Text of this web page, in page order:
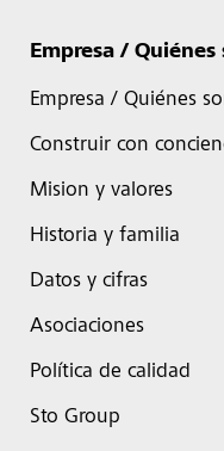
Empresa / Quiénes
Empresa / Quiénes
Construir con
Mision y valores
Historia y familia
Datos y cifras
Asociaciones
Política de calidad
Sto Group